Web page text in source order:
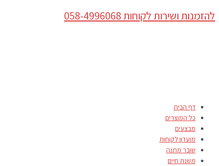
לתוכן
להזמנות ושירות לקוחות 058-4996068
דף הבית
כל המוצרים
מבצעים
מועדון לקוחות
שובר מתנה
משנת חיים
search